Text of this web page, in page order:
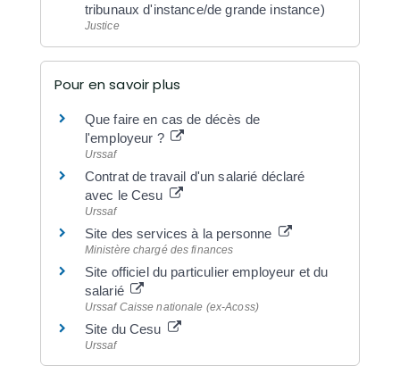
tribunaux d'instance/de grande instance)
Justice
Pour en savoir plus
Que faire en cas de décès de
l'employeur ?
Urssaf
Contrat de travail d'un salarié déclaré
avec le Cesu
Urssaf
Site des services à la personne
Ministère chargé des finances
Site officiel du particulier employeur et du
salarié
Urssaf Caisse nationale (ex-Acoss)
Site du Cesu
Urssaf